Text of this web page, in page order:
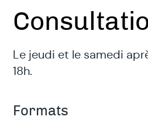
Le jeudi et le samedi
18h.
Formats